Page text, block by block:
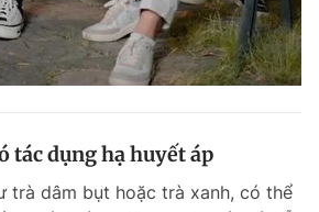
tác dụng hạ huyết áp
trà dâm bụt hoặc trà xanh, có thể